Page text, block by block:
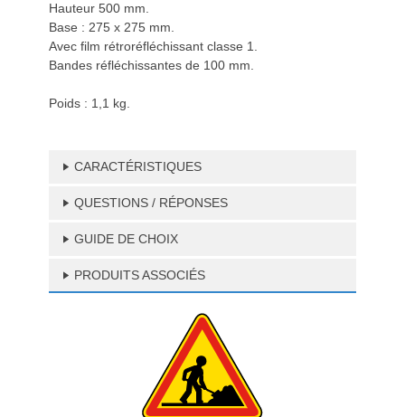
Hauteur 500 mm.
Base : 275 x 275 mm.
Avec film rétroréfléchissant classe 1.
Bandes réfléchissantes de 100 mm.
Poids : 1,1 kg.
CARACTÉRISTIQUES
QUESTIONS / RÉPONSES
GUIDE DE CHOIX
PRODUITS ASSOCIÉS